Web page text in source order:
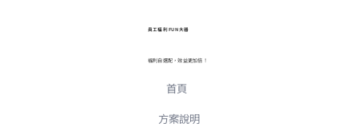
2026 員工福利趨勢指南：5 大留才關鍵方
案，解決企業缺工痛點
員工福利 FUN 大器
福利自選配，效益更加倍！
首頁
方案說明